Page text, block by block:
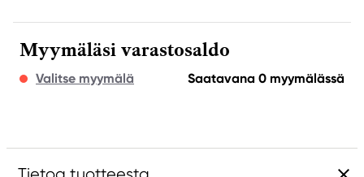
Myymäläsi varastosaldo
Valitse myymälä Saatavana 0 myymälässä